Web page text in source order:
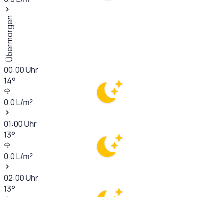
Übermorgen
00:00Uhr
14°
0,0L/m²
01:00Uhr
13°
0,0L/m²
02:00Uhr
13°